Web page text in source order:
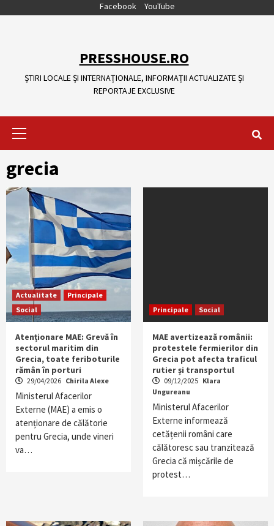
Facebook YouTube
PRESSHOUSE.RO
ȘTIRI LOCALE ȘI INTERNAȚIONALE, INFORMAȚII ACTUALIZATE ȘI
REPORTAJE EXCLUSIVE
grecia
Actualitate
Principale
Social
Atenționare MAE: Grevă în
sectorul maritim din
Grecia, toate feriboturile
rămân în porturi
29/04/2026 Chirila Alexe
Ministerul Afacerilor
Externe (MAE) a emis o
atenționare de călătorie
pentru Grecia, unde vineri
va…
Principale Social
MAE avertizează românii:
protestele fermierilor din
Grecia pot afecta traficul
rutier și transportul
09/12/2025 Klara
Ungureanu
Ministerul Afacerilor
Externe informează
cetățenii români care
călătoresc sau tranzitează
Grecia că mișcările de
protest…